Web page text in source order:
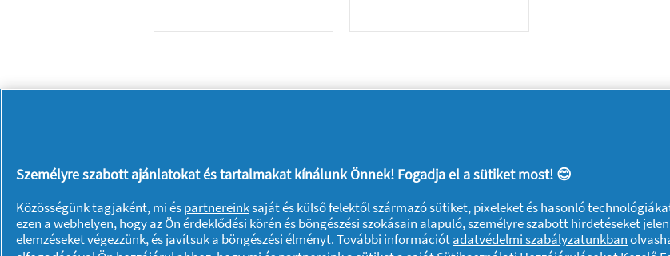
A pg.com felkeresése
Adataim Adatvédelmi közlemény A sütik használatáról Felhasználási feltételek
Személyre szabott ajánlatokat és tartalmakat kínálunk Önnek! Fogadja el a sütiket most! 😊
Közösségünk tagjaként, mi éspartnereinksaját és külső felektől származó sütiket, pixeleket és hasonló
ezen a webhelyen, hogy az Ön érdeklődési körén és böngészési szokásain alapuló, személyre szabott hirdetéseket
elemzéseket végezzünk, és javítsuk a böngészési élményt. További információtadatvédelmi szabályzatunkban